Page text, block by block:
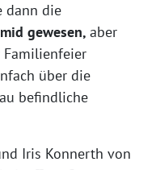
dann die
gewesen, aber
über die
befindliche
Iris Konnerth von